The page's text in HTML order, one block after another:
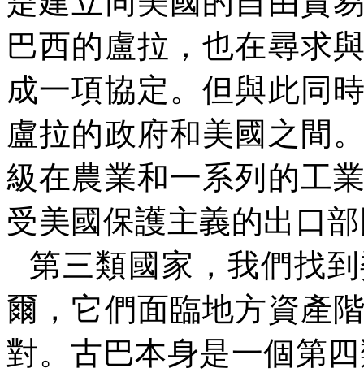
巴西的盧拉，也在尋求
成一項協定。但與此同
盧拉的政府和美國之間
級在農業和一系列的工
受美國保護主義的出口
第三類國家，我們找
爾，它們面臨地方資產
對。古巴本身是一個第